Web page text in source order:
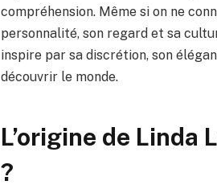
compréhension. Même si on ne
personnalité, son regard et sa
inspire par sa discrétion, son
découvrir le monde.
L’origine de
?